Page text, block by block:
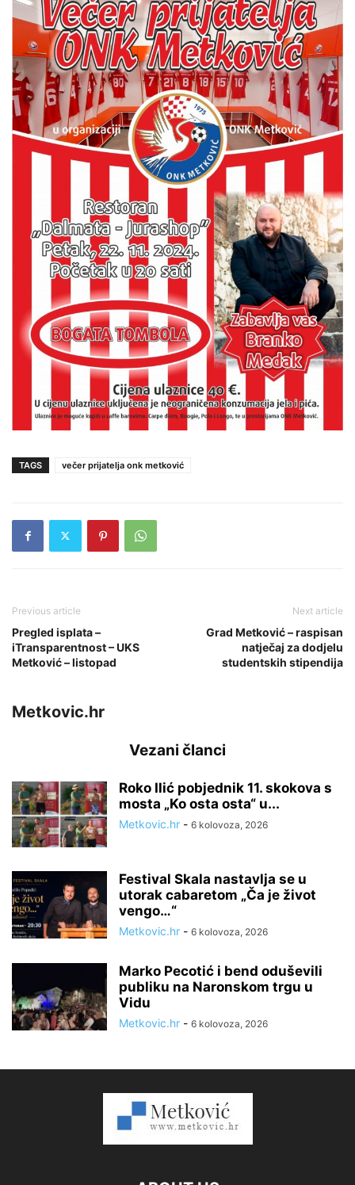
TAGS večer prijatelja onk metković
Previous article
Pregled isplata –
iTransparentnost – UKS
Metković – listopad
Next article
Grad Metković – raspisan
natječaj za dodjelu
studentskih stipendija
Metkovic.hr
Vezani članci
Roko Ilić pobjednik 11. skokova s
mosta „Ko osta osta“ u...
Metkovic.hr - 6 kolovoza, 2026
Festival Skala nastavlja se u
utorak cabaretom „Ča je život
vengo…“
Metkovic.hr - 6 kolovoza, 2026
Marko Pecotić i bend oduševili
publiku na Naronskom trgu u
Vidu
Metkovic.hr - 6 kolovoza, 2026